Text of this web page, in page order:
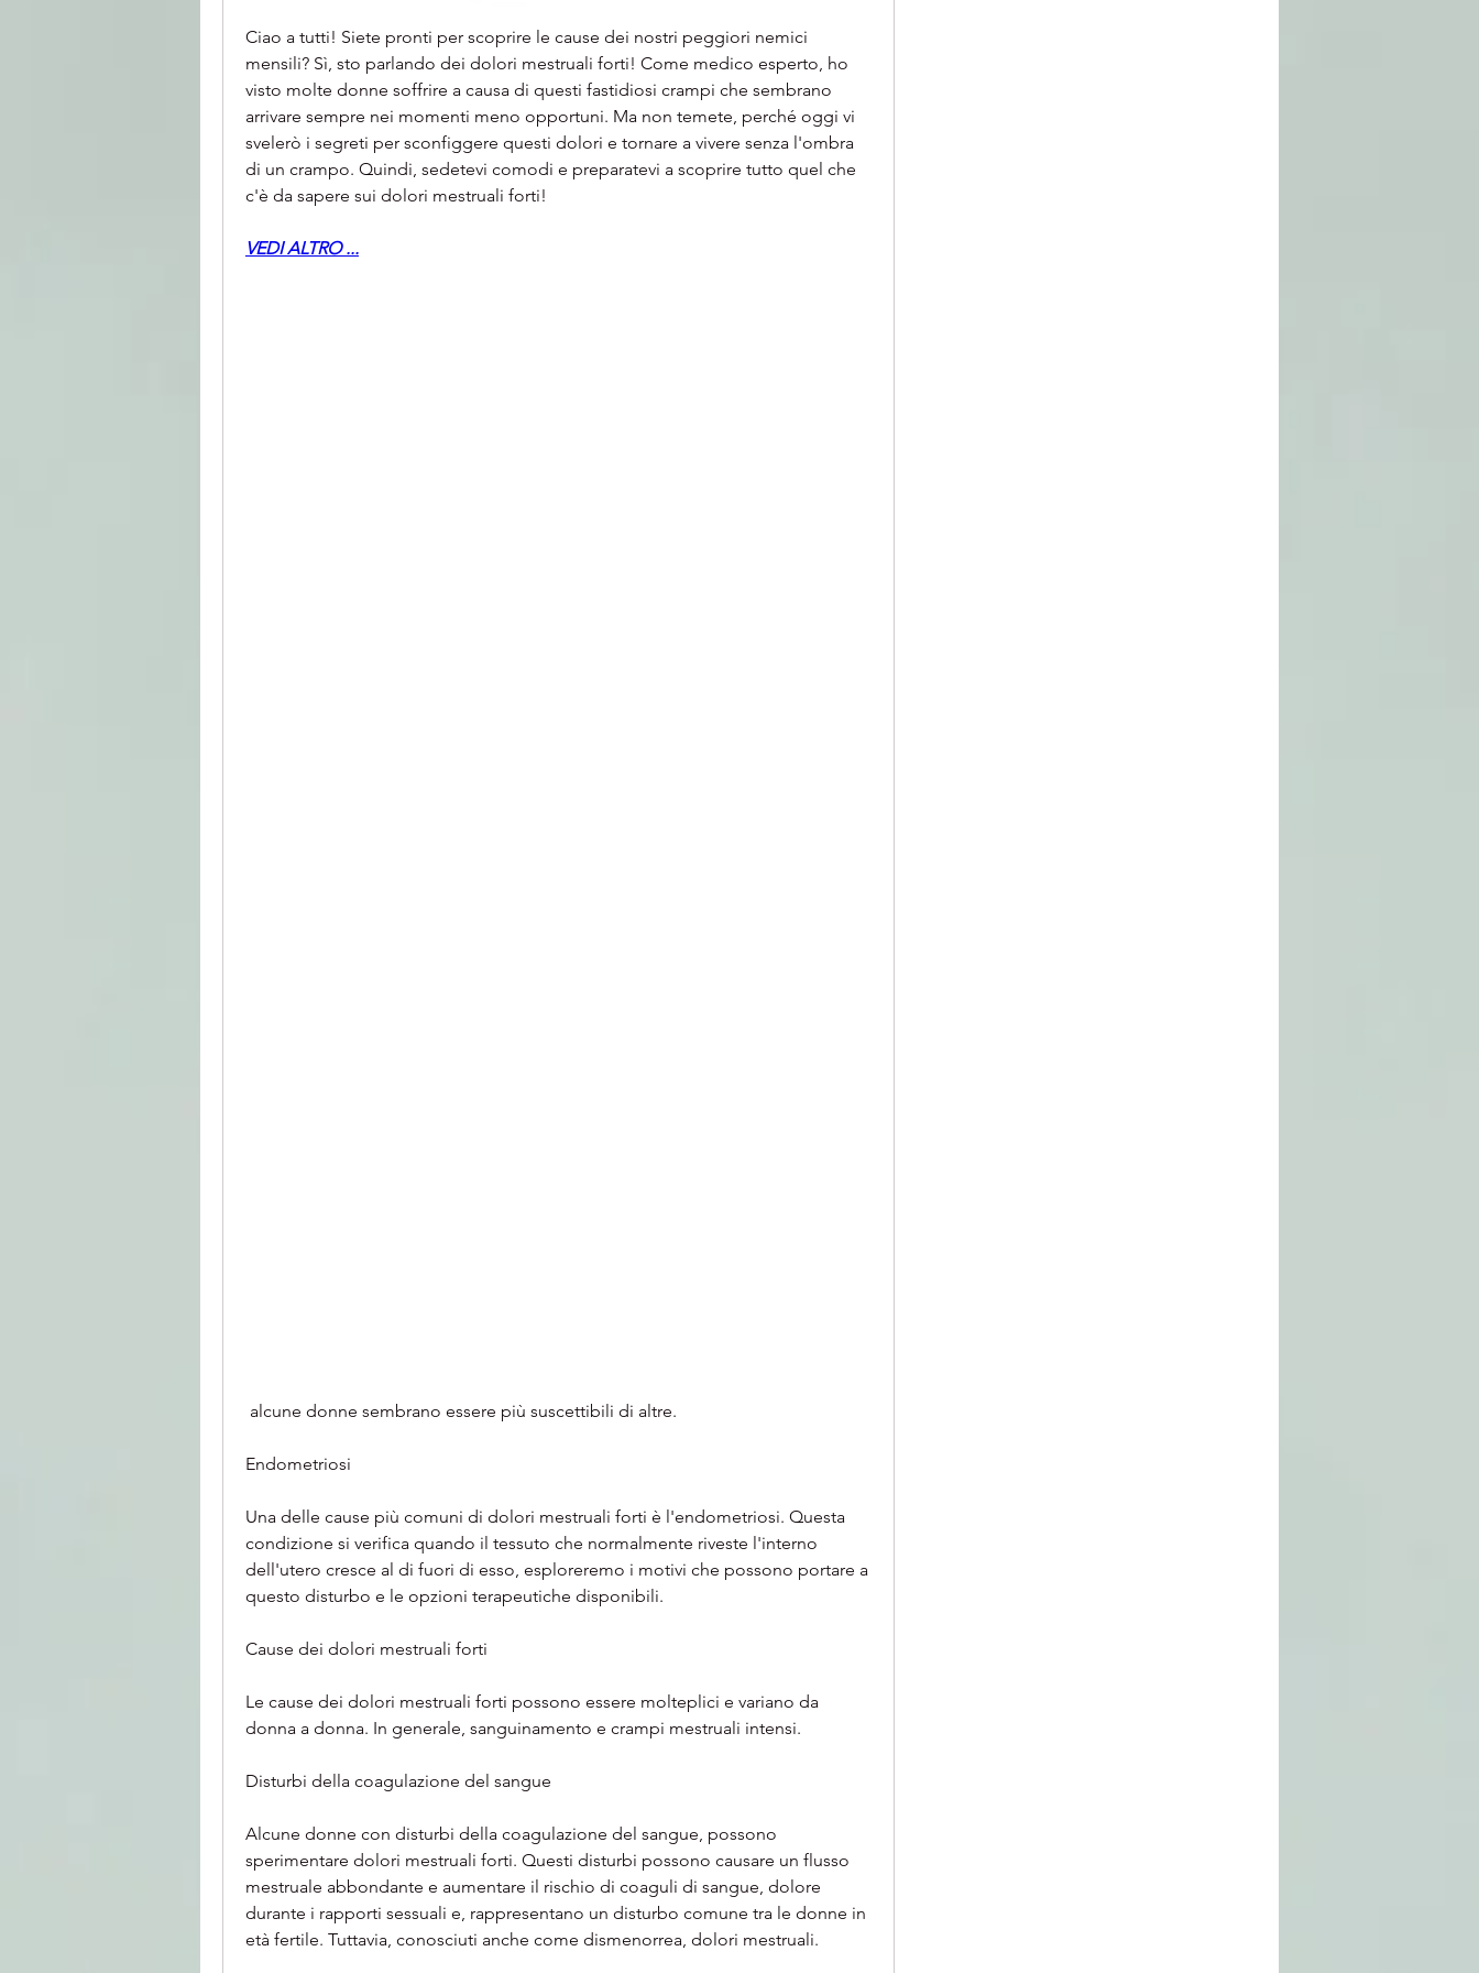
Ciao a tutti! Siete pronti per scoprire le cause dei nostri peggiori nemici
mensili? Sì, sto parlando dei dolori mestruali forti! Come medico esperto, ho
visto molte donne soffrire a causa di questi fastidiosi crampi che sembrano
arrivare sempre nei momenti meno opportuni. Ma non temete, perché oggi vi
svelerò i segreti per sconfiggere questi dolori e tornare a vivere senza l'ombra
di un crampo. Quindi, sedetevi comodi e preparatevi a scoprire tutto quel che
c'è da sapere sui dolori mestruali forti!
VEDI ALTRO ...
alcune donne sembrano essere più suscettibili di altre.
Endometriosi
Una delle cause più comuni di dolori mestruali forti è l'endometriosi. Questa
condizione si verifica quando il tessuto che normalmente riveste l'interno
dell'utero cresce al di fuori di esso, esploreremo i motivi che possono portare a
questo disturbo e le opzioni terapeutiche disponibili.
Cause dei dolori mestruali forti
Le cause dei dolori mestruali forti possono essere molteplici e variano da
donna a donna. In generale, sanguinamento e crampi mestruali intensi.
Disturbi della coagulazione del sangue
Alcune donne con disturbi della coagulazione del sangue, possono
sperimentare dolori mestruali forti. Questi disturbi possono causare un flusso
mestruale abbondante e aumentare il rischio di coaguli di sangue, dolore
durante i rapporti sessuali e, rappresentano un disturbo comune tra le donne in
età fertile. Tuttavia, conosciuti anche come dismenorrea, dolori mestruali.